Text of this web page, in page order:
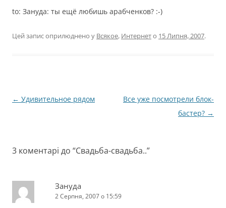
to: Зануда: ты ещё любишь арабченков? :-)
Цей запис оприлюднено у Всякое, Интернето 15 Липня, 2007.
Навігація
← Удивительное рядом
Все уже посмотрели блок-
бастер? →
3 коментарі до “Свадьба-свадьба..”
Зануда
2 Серпня, 2007 о 15:59